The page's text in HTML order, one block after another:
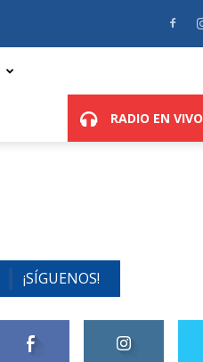
RADIO EN VIVO
¡SÍGUENOS!